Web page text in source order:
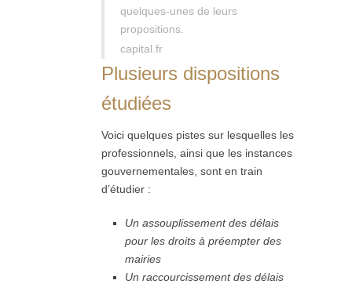
quelques-unes de leurs
propositions.
capital.fr
Plusieurs dispositions
étudiées
Voici quelques pistes sur lesquelles les
professionnels, ainsi que les instances
gouvernementales, sont en train
d’étudier :
Un assouplissement des délais
pour les droits à préempter des
mairies
Un raccourcissement des délais